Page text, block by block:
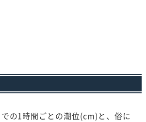
の1時間ごとの潮位(cm)と、俗に